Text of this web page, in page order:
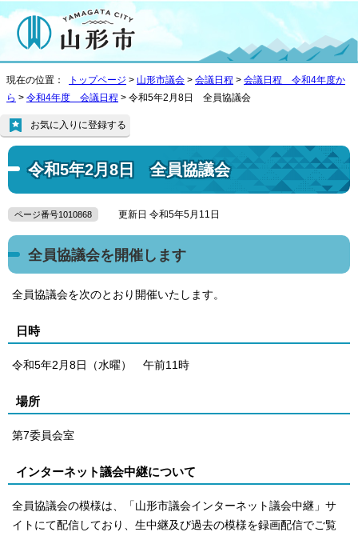
現在の位置： トップページ > 山形市議会 > 会議日程 > 会議日程 令和4年度か
ら > 令和4年度 会議日程 > 令和5年2月8日 全員協議会
令和5年2月8日 全員協議会
お気に入りに登録する
ページ番号1010868 更新日 令和5年5月11日
全員協議会を開催します
全員協議会を次のとおり開催いたします。
日時
令和5年2月8日（水曜） 午前11時
場所
第7委員会室
インターネット議会中継について
全員協議会の模様は、「山形市議会インターネット議会中継」サ
イトにて配信しており、生中継及び過去の模様を録画配信でご覧